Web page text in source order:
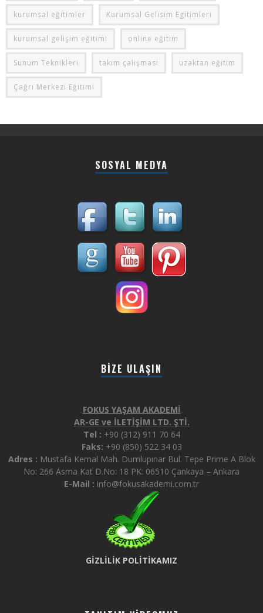
kurumsal eğitimler Kurumsal Gelisim Egitimleri
kurumsal gelişim eğitimi online eğitim
Sunum Teknikleri takım çalışması uzaktan eğitim
Çağrı Merkezi Eğitimi
SOSYAL MEDYA
BIZE ULAŞIN
FOKUS YAŞAM AKADEMİ
AR-GE ve İLETİŞİM LTD. ŞTİ.
Tel : +90 (312) 911 70 64
Faks: +90 (850) 522 34 03
Adres : Mustafa Kemal Mah. Dumlupınar Bul. Tepe Prime A Blok
No: 266 Asma Kat D.No: 18 PK: 06510 Çankaya – Ankara
E-Mail : info@fokusakademi.com.tr
GİZLİLİK POLİTİKAMIZ